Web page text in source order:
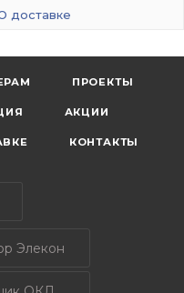
доставке
ПРОЕКТЫ
АКЦИИ
КОНТАКТЫ
Элекон